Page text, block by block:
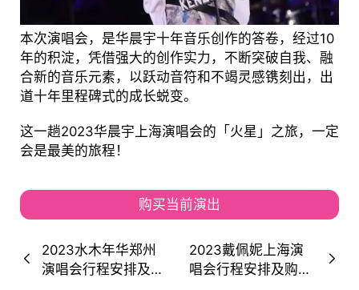
本次演唱会，是华晨宇十年音乐创作的答卷，经过10
年的积淀，凭借强大的创作实力，不断突破自我、融
合新的音乐元素，以跃动音符和不竭灵感镌刻出，出
道十年里程碑式的成长蜕变。
这一趟2023华晨宇上海演唱会的「火星」之旅，一定
会是最美的旅程！
购买当前演出
2023水木年华郑州
演唱会行程安排及门
2023戴佩妮上海演
唱会行程安排及购票